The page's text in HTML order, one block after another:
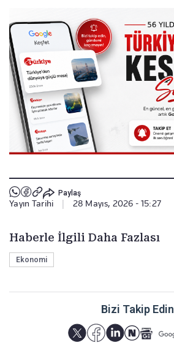
Paylaş
Yayın Tarihi 28 Mayıs, 2026 - 15:27
Haberle İlgili Daha Fazlası
Ekonomi
Bizi Takip Edin